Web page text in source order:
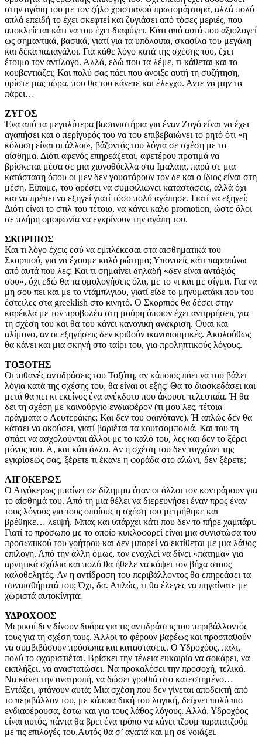
στην αγάπη του με τον ζήλο χριστιανού πρωτομάρτυρα, αλλά πολύ
απλά επειδή το έχει σκεφτεί και ζυγιάσει από τόσες μεριές, που
αποκλείεται κάτι να του έχει διαφύγει. Κάτι από αυτά που αξιολογεί
ως σημαντικά, βασικά, γιατί για τα υπόλοιπα, σκασίλα του μεγάλη
και δέκα παπαγάλοι. Για κάθε λόγο κατά της σχέσης του, έχει
έτοιμο τον αντίλογο. Αλλά, εδώ που τα λέμε, τι κάθεται και το
κουβεντιάζει; Και πολύ σας πάει που άνοιξε αυτή τη συζήτηση,
ορίστε μας τώρα, που θα του κάνετε και έλεγχο. Άντε να μην τα
πάρει…
ΖΥΓΟΣ
Ένα από τα μεγαλύτερα βασανιστήρια για έναν Ζυγό είναι να έχει
αγαπήσει και ο περίγυρός του να του επιβεβαιώνει το ρητό ότι «η
κόλαση είναι οι άλλοι», βάζοντάς του λόγια σε σχέση με το
αίσθημα. Διότι αφενός επηρεάζεται, αφετέρου προτιμά να
βρίσκεται μέσα σε μια χιονοθύελλα στα Ιμαλάια, παρά σε μια
κατάσταση όπου οι μεν δεν γουστάρουν τον δε και ο ίδιος είναι στη
μέση. Είπαμε, του αρέσει να συμφιλιώνει καταστάσεις, αλλά όχι
και να πρέπει να εξηγεί γιατί τόσο πολύ αγάπησε. Γιατί να εξηγεί;
Διότι είναι το στιλ του τέτοιο, να κάνει καλό promotion, ώστε όλοι
σε πλήρη ομοφωνία να εγκρίνουν την αγάπη του.
ΣΚΟΡΠΙΟΣ
Και τι λόγο έχεις εσύ να εμπλέκεσαι στα αισθηματικά του
Σκορπιού, για να έχουμε καλό ρώτημα; Υπονοείς κάτι παραπάνω
από αυτά που λες; Και τι σημαίνει δηλαδή «δεν είναι αντάξιός
σου», όχι εδώ θα τα ομολογήσεις όλα, με το νι και με σίγμα. Για να
μη σου πει και με το ντάμπλγιου, γιατί είδε το μηνυματάκι που του
έστειλες στα greeklish στο κινητό. Ο Σκορπιός θα δέσει στην
καρέκλα με τον προβολέα στη μούρη όποιον έχει αντιρρήσεις για
τη σχέση του και θα του κάνει κανονική ανάκριση. Ουαί και
αλίμονο, αν οι εξηγήσεις δεν κριθούν ικανοποιητικές. Ακολούθως
θα κάνει και μια σκηνή στο ταίρι του, για προληπτικούς λόγους.
ΤΟΞΟΤΗΣ
Οι πιθανές αντιδράσεις του Τοξότη, αν κάποιος πάει να του βάλει
λόγια κατά της σχέσης του, θα είναι οι εξής: Θα το διασκεδάσει και
μετά θα πει κι εκείνος ένα ανέκδοτο που άκουσε τελευταία. Ή θα
δει τη σχέση με καινούργιο ενδιαφέρον (τι μου λες, τέτοια
πράγματα ο Λευτεράκης; Και δεν του φαινότανε). Ή απλώς δεν θα
κάτσει να ακούσει, γιατί βαριέται τα κουτσομπολιά. Και του τη
σπάει να ασχολούνται άλλοι με το καλό του, λες και δεν το ξέρει
μόνος του. Α, και κάτι άλλο. Αν η σχέση του δεν τυγχάνει της
εγκρίσεώς σας, ξέρετε τι έκανε η φοράδα στο αλώνι, δεν ξέρετε;
ΑΙΓΟΚΕΡΩΣ
Ο Αιγόκερως μπαίνει σε δίλημμα όταν οι άλλοι τον κοντράρουν για
το αίσθημά του. Από τη μια θέλει να διερευνήσει έναν προς έναν
τους λόγους για τους οποίους η σχέση του μετρήθηκε και
βρέθηκε… λειψή. Μπας και υπάρχει κάτι που δεν το πήρε χαμπάρι.
Γιατί το πρόσωπο με το οποίο κυκλοφορεί είναι μια συνιστώσα του
προσωπικού του γοήτρου και δεν μπορεί να εκτίθεται με μια λάθος
επιλογή. Από την άλλη όμως, τον ενοχλεί να δίνει «πάτημα» για
αρνητικά σχόλια και πολύ θα ήθελε να κόψει τον βήχα στους
καλοθελητές. Αν η αντίδραση του περιβάλλοντος θα επηρεάσει τα
συναισθήματά του; Όχι, δα. Απλώς, τι θα έλεγες να πηγαίνατε με
χωριστά αυτοκίνητα;
ΥΔΡΟΧΟΟΣ
Μερικοί δεν δίνουν δυάρα για τις αντιδράσεις του περιβάλλοντός
τους για τη σχέση τους. Άλλοι το φέρουν βαρέως και προσπαθούν
να συμβιβάσουν πρόσωπα και καταστάσεις. Ο Υδροχόος, πάλι,
πολύ το φχαριστιέται. Βρίσκει την τέλεια ευκαιρία να σοκάρει, να
εκπλήξει, να αναστατώσει. Να προκαλέσει την προσοχή, τελικά.
Να κάνει την ανατροπή, να δώσει γροθιά στο κατεστημένο…
Εντάξει, φτάνουν αυτά; Μια σχέση που δεν γίνεται αποδεκτή από
το περιβάλλον του, με κάποια δική του λογική, δείχνει πολύ πιο
ενδιαφέρουσα, έστω και για τους λάθος λόγους. Αλλά, Υδροχόος
είναι αυτός, πάντα θα βρει ένα τρόπο να κάνει τζουμ ταρατατζούμ
με τις επιλογές του.Αυτός θα σ’ αγαπά και μη σε νοιάζει.